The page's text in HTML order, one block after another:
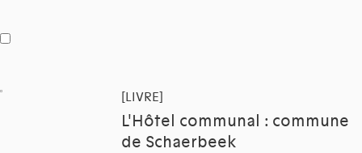
[LIVRE]
L'Hôtel communal : commune
de Schaerbeek